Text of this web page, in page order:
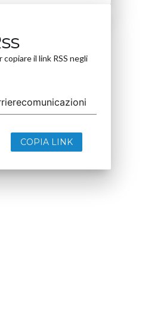
il link RSS negli
COPIA LINK